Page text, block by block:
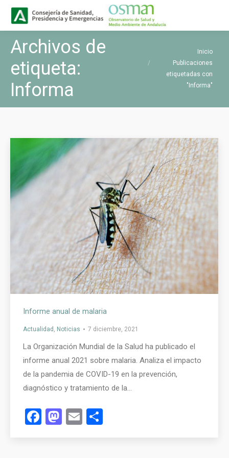
Archivos de
etiqueta:
Informa
Inicio
Publicaciones
etiquetadas con
"Informa"
Informe anual de malaria
Actualidad Noticias 7 diciembre, 2021
La Organización Mundial de la Salud ha publicado el
informe anual 2021 sobre malaria. Analiza el impacto
de la pandemia de COVID-19 en la prevención,
diagnóstico y tratamiento de la…
Facebook
Mastodon
Email